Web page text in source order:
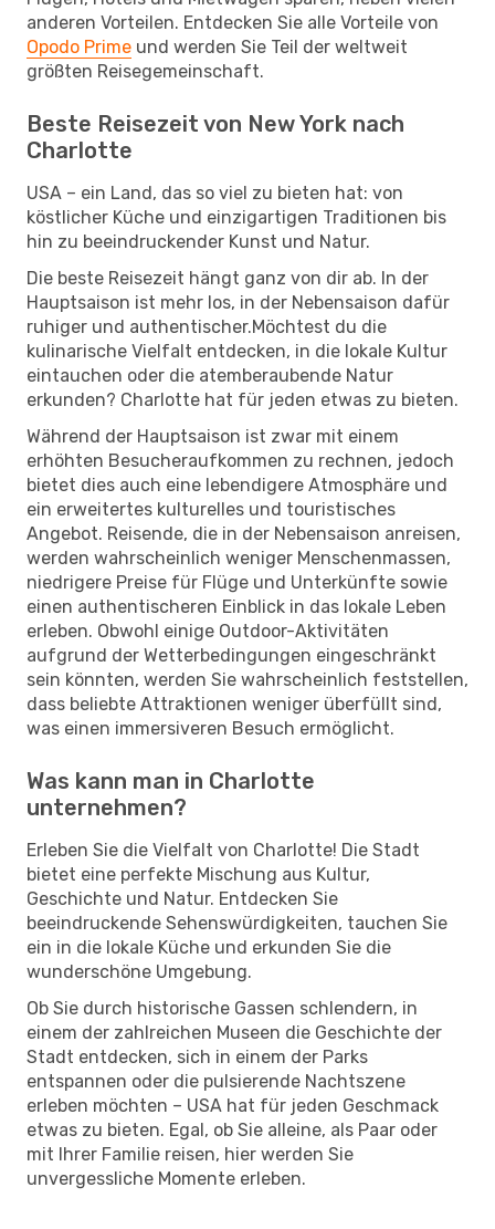
anderen Vorteilen. Entdecken Sie alle Vorteile von
Opodo Prime und werden Sie Teil der weltweit
größten Reisegemeinschaft.
Beste Reisezeit von New York nach
Charlotte
USA – ein Land, das so viel zu bieten hat: von
köstlicher Küche und einzigartigen Traditionen bis
hin zu beeindruckender Kunst und Natur.
Die beste Reisezeit hängt ganz von dir ab. In der
Hauptsaison ist mehr los, in der Nebensaison dafür
ruhiger und authentischer.Möchtest du die
kulinarische Vielfalt entdecken, in die lokale Kultur
eintauchen oder die atemberaubende Natur
erkunden? Charlotte hat für jeden etwas zu bieten.
Während der Hauptsaison ist zwar mit einem
erhöhten Besucheraufkommen zu rechnen, jedoch
bietet dies auch eine lebendigere Atmosphäre und
ein erweitertes kulturelles und touristisches
Angebot. Reisende, die in der Nebensaison anreisen,
werden wahrscheinlich weniger Menschenmassen,
niedrigere Preise für Flüge und Unterkünfte sowie
einen authentischeren Einblick in das lokale Leben
erleben. Obwohl einige Outdoor-Aktivitäten
aufgrund der Wetterbedingungen eingeschränkt
sein könnten, werden Sie wahrscheinlich feststellen,
dass beliebte Attraktionen weniger überfüllt sind,
was einen immersiveren Besuch ermöglicht.
Was kann man in Charlotte
unternehmen?
Erleben Sie die Vielfalt von Charlotte! Die Stadt
bietet eine perfekte Mischung aus Kultur,
Geschichte und Natur. Entdecken Sie
beeindruckende Sehenswürdigkeiten, tauchen Sie
ein in die lokale Küche und erkunden Sie die
wunderschöne Umgebung.
Ob Sie durch historische Gassen schlendern, in
einem der zahlreichen Museen die Geschichte der
Stadt entdecken, sich in einem der Parks
entspannen oder die pulsierende Nachtszene
erleben möchten – USA hat für jeden Geschmack
etwas zu bieten. Egal, ob Sie alleine, als Paar oder
mit Ihrer Familie reisen, hier werden Sie
unvergessliche Momente erleben.